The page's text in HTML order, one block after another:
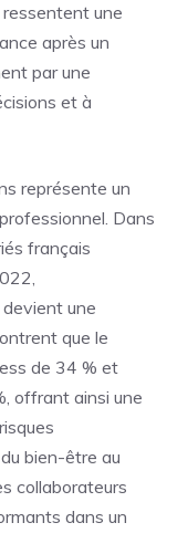
une
après un
par une
et à
représente un
Dans
français
une
que le
de 34 % et
offrant ainsi une
bien-être au
collaborateurs
dans un